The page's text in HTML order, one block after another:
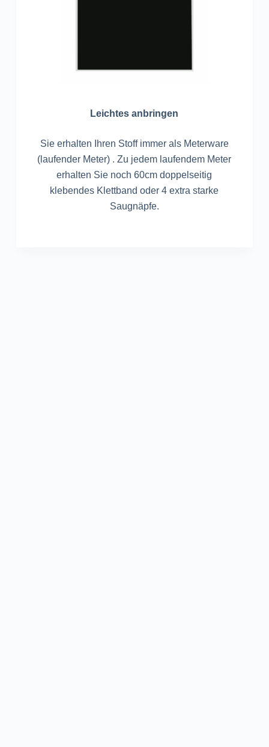
Leichtes anbringen
Sie erhalten Ihren Stoff immer als Meterware
(laufender Meter) . Zu jedem laufendem Meter
erhalten Sie noch 60cm doppelseitig
klebendes Klettband oder 4 extra starke
Saugnäpfe.